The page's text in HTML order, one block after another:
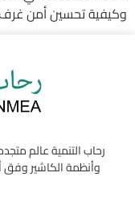
وكيفية تحسين أمن
رحاب التنمية عالم
وأنظمة الكاشير وفق